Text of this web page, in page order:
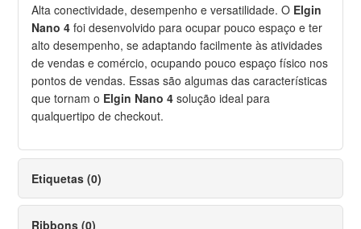
Alta conectividade, desempenho e versatilidade. O Elgin
Nano 4foi desenvolvido para ocupar pouco espaço e ter
alto desempenho, se adaptando facilmente às atividades
de vendas e comércio, ocupando pouco espaço físico nos
pontos de vendas. Essas são algumas das características
que tornam o Elgin Nano 4 solução ideal para
qualquertipo de checkout.
Etiquetas (0)
Ribbons (0)